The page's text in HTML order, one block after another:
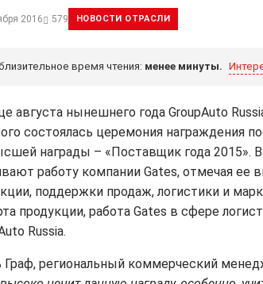
2016 579 НОВОСТИ ОТРАСЛИ
время чтения: менее минуты.
августа нынешнего года GroupAuto
состоялась церемония награждения
награды – «Поставщик года 2015».
работу компании Gates, отмечая
поддержки продаж, логистики и
продукции, работа Gates в сфере
Russia.
Граф, региональный коммерческий